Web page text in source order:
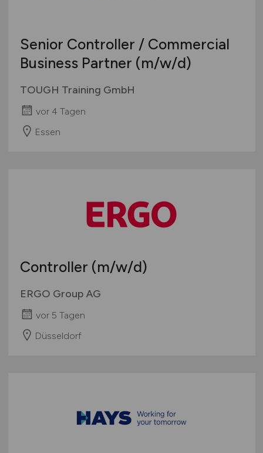
Senior Controller / Commercial
Business Partner (m/w/d)
TOUGH Training GmbH
vor 4 Tagen
Essen
Controller (m/w/d)
ERGO Group AG
vor 5 Tagen
Düsseldorf